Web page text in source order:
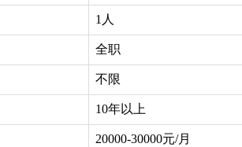
1人
全职
不限
10年以上
20000-30000元/月